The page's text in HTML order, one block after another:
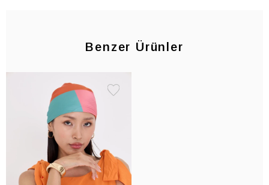
Benzer Ürünler